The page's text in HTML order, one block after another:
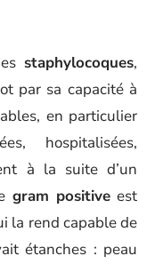
staphylocoques,
par sa capacité à
en particulier
hospitalisées,
à la suite d’un
gram positiveest
la rend capable de
étanches : peau